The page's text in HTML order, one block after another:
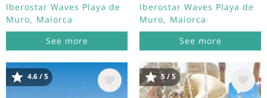
Iberostar Waves Playa de
Muro
Maiorca
See more
Iberostar Waves Playa de
Muro
Maiorca
See more
Immagine
4.6 / 5 Immagine
5 / 5